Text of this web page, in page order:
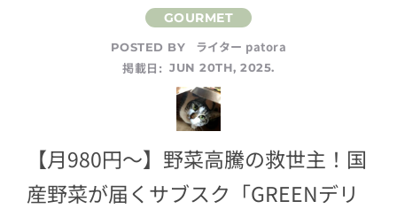
POSTED BY
ライター patora
掲載日: JUN 20TH, 2025.
【月980円〜】野菜高騰の救世主！国
産野菜が届くサブスク「GREENデリ